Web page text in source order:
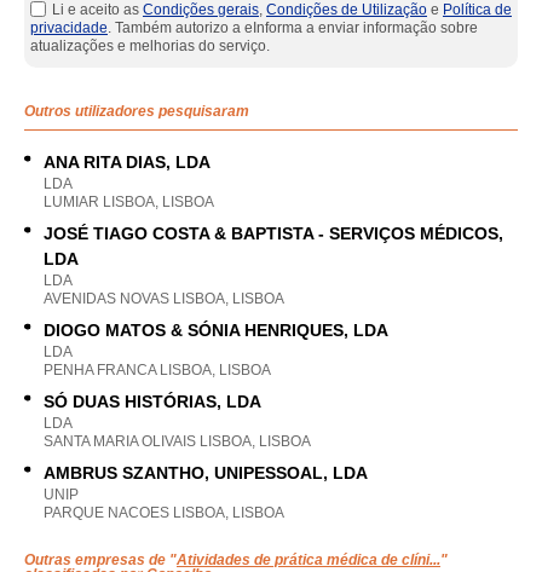
Li e aceito as Condições gerais, Condições de Utilização e Política de
privacidade. Também autorizo a eInforma a enviar informação sobre
atualizações e melhorias do serviço.
Outros utilizadores pesquisaram
ANA RITA DIAS, LDA
LDA
LUMIAR LISBOA, LISBOA
JOSÉ TIAGO COSTA & BAPTISTA - SERVIÇOS MÉDICOS,
LDA
LDA
AVENIDAS NOVAS LISBOA, LISBOA
DIOGO MATOS & SÓNIA HENRIQUES, LDA
LDA
PENHA FRANCA LISBOA, LISBOA
SÓ DUAS HISTÓRIAS, LDA
LDA
SANTA MARIA OLIVAIS LISBOA, LISBOA
AMBRUS SZANTHO, UNIPESSOAL, LDA
UNIP
PARQUE NACOES LISBOA, LISBOA
Outras empresas de "Atividades de prática médica de clíni..."